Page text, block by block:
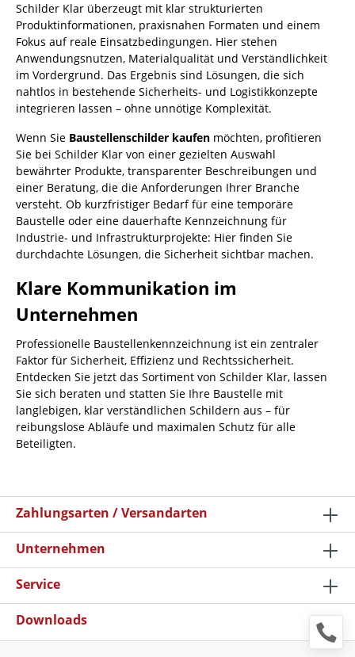
Schilder Klar überzeugt mit klar strukturierten
Produktinformationen, praxisnahen Formaten und einem
Fokus auf reale Einsatzbedingungen. Hier stehen
Anwendungsnutzen, Materialqualität und Verständlichkeit
im Vordergrund. Das Ergebnis sind Lösungen, die sich
nahtlos in bestehende Sicherheits- und Logistikkonzepte
integrieren lassen – ohne unnötige Komplexität.
Wenn Sie Baustellenschilder kaufen möchten, profitieren
Sie bei Schilder Klar von einer gezielten Auswahl
bewährter Produkte, transparenter Beschreibungen und
einer Beratung, die die Anforderungen Ihrer Branche
versteht. Ob kurzfristiger Bedarf für eine temporäre
Baustelle oder eine dauerhafte Kennzeichnung für
Industrie- und Infrastrukturprojekte: Hier finden Sie
durchdachte Lösungen, die Sicherheit sichtbar machen.
Klare Kommunikation im
Unternehmen
Professionelle Baustellenkennzeichnung ist ein zentraler
Faktor für Sicherheit, Effizienz und Rechtssicherheit.
Entdecken Sie jetzt das Sortiment von Schilder Klar, lassen
Sie sich beraten und statten Sie Ihre Baustelle mit
langlebigen, klar verständlichen Schildern aus – für
reibungslose Abläufe und maximalen Schutz für alle
Beteiligten.
Zahlungsarten / Versandarten
Unternehmen
Service
Downloads